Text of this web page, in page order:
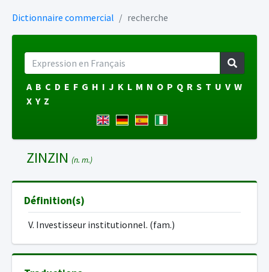
Dictionnaire commercial recherche
A B C D E F G H I J K L M N O P Q R S T U V W
X Y Z
ZINZIN (n. m.)
Définition(s)
V. Investisseur institutionnel. (fam.)